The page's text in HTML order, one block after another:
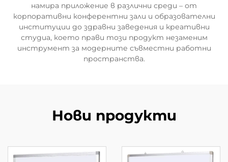
намира приложение в различни среди – от
корпоративни конферентни зали и образователни
институции до здравни заведения и креативни
студиа, което прави този продукт незаменим
инструмент за модерните съвместни работни
пространства.
Нови продукти